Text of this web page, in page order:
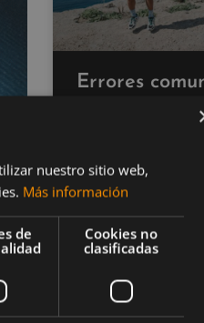
Errores
hacer cardio
resultados
nuestro sitio web,
Más información
de
Cookies no
clasificadas